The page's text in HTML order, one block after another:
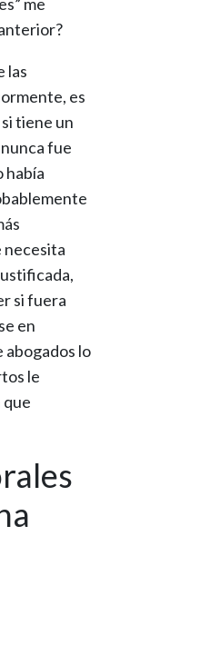
las
es
tiene un
fue
había
necesita
si fuera
en
lo
le